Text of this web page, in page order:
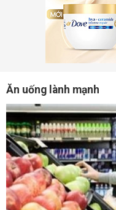
Ăn uống lành mạnh